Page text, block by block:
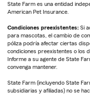
State Farm es una entidad
American Pet Insurance.
Condiciones preexistentes: Si
para mascotas, el cambio de
póliza podría afectar ciertas
condiciones preexistentes o los
Informe a su agente de State
convenga mantener.
State Farm (incluyendo State
subsidiarias y afiliadas) no se